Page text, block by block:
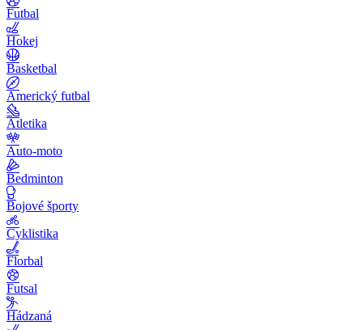
Futbal
Hokej
Basketbal
Americký futbal
Atletika
Auto-moto
Bedminton
Bojové športy
Cyklistika
Florbal
Futsal
Hádzaná